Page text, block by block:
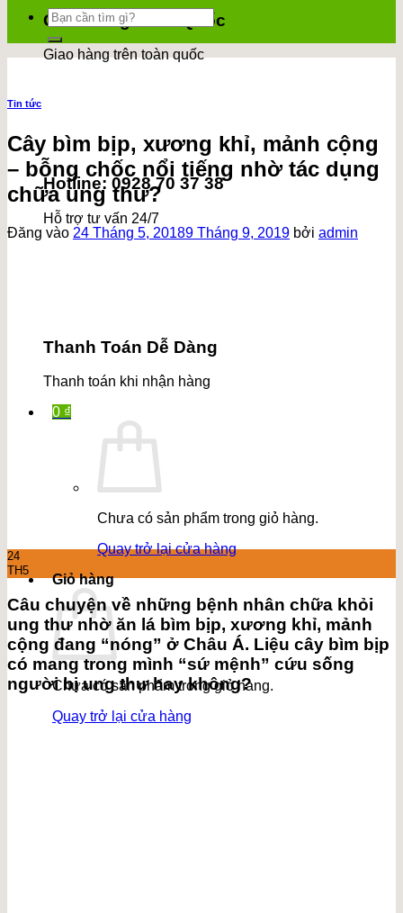
Giao Hàng Toàn Quốc
Giao hàng trên toàn quốc
Hotline: 0928 70 37 38
Hỗ trợ tư vấn 24/7
Thanh Toán Dễ Dàng
Thanh toán khi nhận hàng
0 ₫
Chưa có sản phẩm trong giỏ hàng.
Quay trở lại cửa hàng
Giỏ hàng
Chưa có sản phẩm trong giỏ hàng.
Quay trở lại cửa hàng
Tìm
kiếm:
Tin tức
Cây bìm bịp, xương khỉ, mảnh cộng
– bỗng chốc nổi tiếng nhờ tác dụng
chữa ung thư?
Đăng vào 24 Tháng 5, 20189 Tháng 9, 2019 bởi admin
24
TH5
Câu chuyện về những bệnh nhân chữa khỏi
ung thư nhờ ăn lá bìm bịp, xương khỉ, mảnh
cộng đang “nóng” ở Châu Á. Liệu cây bìm bịp
có mang trong mình “sứ mệnh” cứu sống
người bị ung thư hay không?